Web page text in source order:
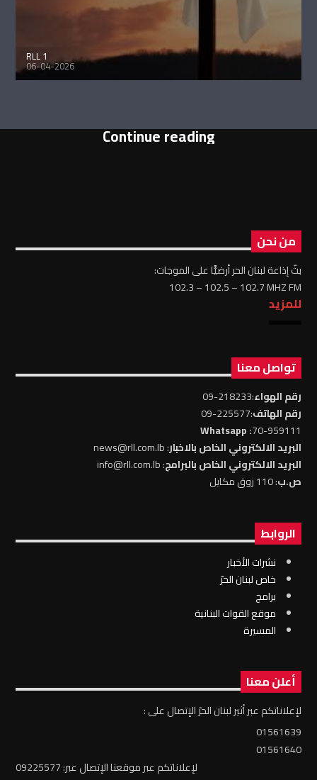
RLL 1
06-04-2026
Continue reading
من نحن
بثّ إذاعة لبنان الحر أرضيًّا على الموجات:
102.3 – 102.5 – 102.7 MHZ FM
للمزيد
تواصل معنا
رقم الهواء:218233-09
رقم الهاتف:225577-09
70-959111
: Whatsapp
البريد الالكتروني الخاص بالاخبار: news@rll.com.lb
البريد الالكتروني الخاص بالبرامج: info@rll.com.lb
ص.ب: 110 زوق مكايل
الروابط
نشرات الأخبار
خاص لبنان الحرّ
برامج
موقع القوات البنانية
المسيرة
أعلن معنا
لإعلاناتكم عبر أثير لبنان الحرّ الإتصال على :
01561639
01561640
لإعلاناتكم عبر موقعنا الإتصال عبر: 09225577